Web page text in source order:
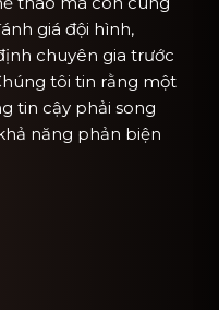
giá đội hình,
chuyên gia trước
tôi tin rằng một
tin cậy phải song
năng phản biện